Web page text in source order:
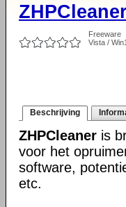
Freeware
Vista /
Beschrijving
ZHPCleaner is
voor het
software,
etc.